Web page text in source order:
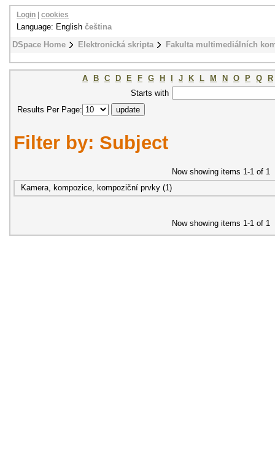
DSpace Home Elektronická skripta Fakulta multimediálních
Login cookies
Language: English čeština
A B C D E F G H J K L M N O P Q
R
Starts with
Results Per Page:
Filter by: Subject
Now showing items 1-1 of 1
Kamera, kompozice, kompoziční prvky (1)
Now showing items 1-1 of 1